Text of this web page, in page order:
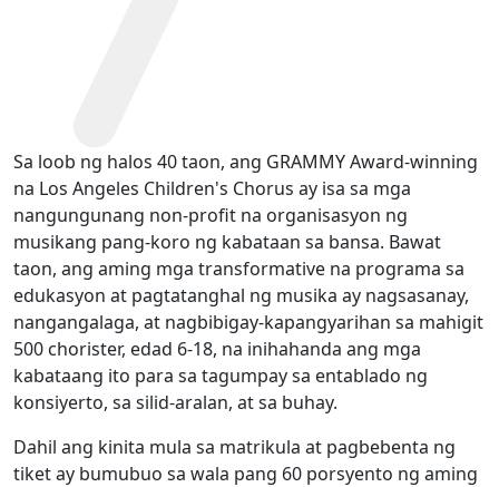
Sa loob ng halos 40 taon, ang GRAMMY Award-winning
na Los Angeles Children's Chorus ay isa sa mga
nangungunang non-profit na organisasyon ng
musikang pang-koro ng kabataan sa bansa. Bawat
taon, ang aming mga transformative na programa sa
edukasyon at pagtatanghal ng musika ay nagsasanay,
nangangalaga, at nagbibigay-kapangyarihan sa mahigit
500 chorister, edad 6-18, na inihahanda ang mga
kabataang ito para sa tagumpay sa entablado ng
konsiyerto, sa silid-aralan, at sa buhay.
Dahil ang kinita mula sa matrikula at pagbebenta ng
tiket ay bumubuo sa wala pang 60 porsyento ng aming